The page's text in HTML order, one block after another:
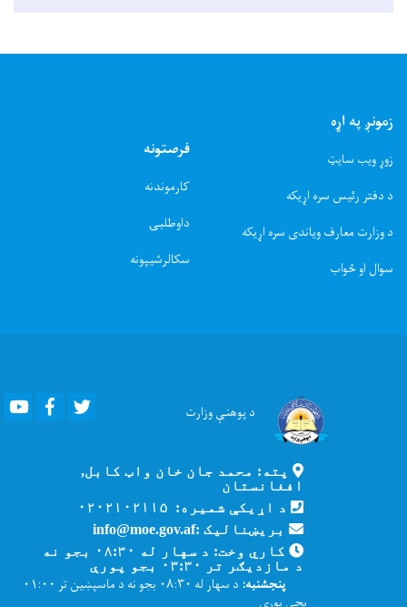
زمونږ په اړه
زوړ ویب سایټ
د دفتر رئیس سره اړیکه
د وزارت معارف ویاندی سره اړیکه
سوال او ځواب
فرصتونه
کارموندنه
داوطلبۍ
سکالرشیپونه
د پوهنېوزارت Youtube Facebook
پته: محمد جان خان واټ کابل,
افغانستان
د اړیکې شمیره: ۰۲۰۲۱۰۲۱۱۵
بریښنالیک :info@moe.gov.af
کاري وخت: د سهار له ۰۸:۳۰ بجو نه
د مازدیګر تر ۰۳:۳۰ بجو پورې
پنجشنبه:
د سهار له ۰۸:۳۰ بجو نه د ماسپښین تر ۰۱:۰۰